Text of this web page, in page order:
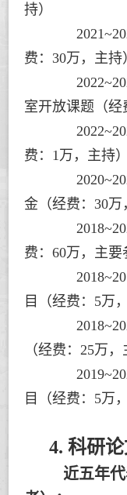
持）
费：30万，主持
室开放课题（经
费：1万，主持）
金（经费：30万
费：60万，主要
目（经费：5万
（经费：25万，
目（经费：5万
4. 科研
近五年